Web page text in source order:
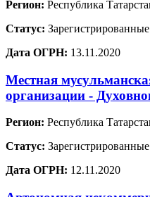
Регион: Республика
Статус: Зарегистрированные
Дата ОГРН: 13.11.2020
Местная
организации -
Регион: Республика
Статус: Зарегистрированные
Дата ОГРН: 12.11.2020